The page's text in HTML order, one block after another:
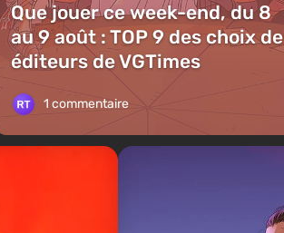
Que jouer ce week-end, du 8
au 9 août : TOP 9 des choix
éditeurs de VGTimes
1 commentaire